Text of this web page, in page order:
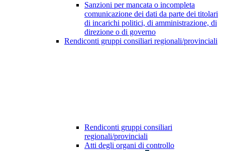
Sanzioni per mancata o incompleta
comunicazione dei dati da parte dei titolari
di incarichi politici, di amministrazione, di
direzione o di governo
Rendiconti gruppi consiliari regionali/provinciali
Rendiconti gruppi consiliari
regionali/provinciali
Atti degli organi di controllo